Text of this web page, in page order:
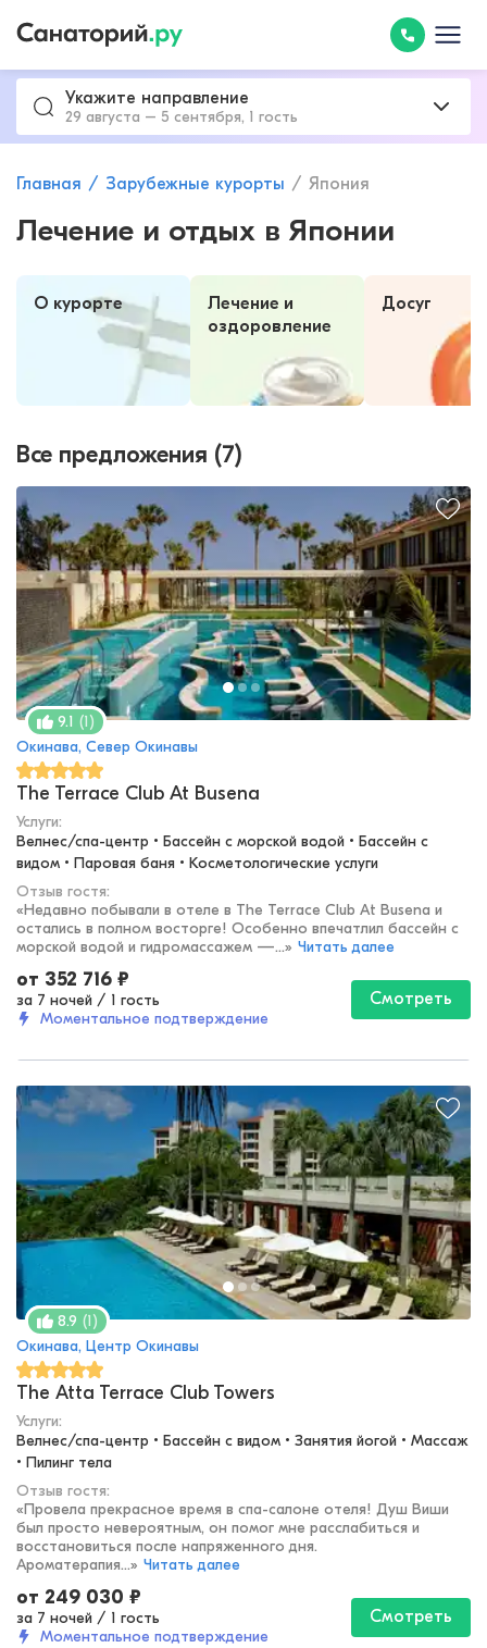
Укажите направление
29 августа – 5 сентября, 1 гость
Главная Зарубежные курорты Япония
Лечение и отдых в Японии
О курорте
Лечение и
оздоровление
Досуг
Все предложения (7)
9.1 (1)
Окинава, Север Окинавы
The Terrace Club At Busena
Услуги:
Велнес/спа-центр • Бассейн с морской водой • Бассейн с
видом • Паровая баня • Косметологические услуги
Отзыв гостя:
«Недавно побывали в отеле в The Terrace Club At Busena и
остались в полном восторге! Особенно впечатлил бассейн с
морской водой и гидромассажем —...» Читать далее
от 352 716 ₽
за 7 ночей / 1 гость
Моментальное подтверждение
Смотреть
8.9 (1)
Окинава, Центр Окинавы
The Atta Terrace Club Towers
Услуги:
Велнес/спа-центр • Бассейн с видом • Занятия йогой • Массаж
• Пилинг тела
Отзыв гостя:
«Провела прекрасное время в спа-салоне отеля! Душ Виши
был просто невероятным, он помог мне расслабиться и
восстановиться после напряженного дня.
Ароматерапия...» Читать далее
от 249 030 ₽
за 7 ночей / 1 гость
Моментальное подтверждение
Смотреть